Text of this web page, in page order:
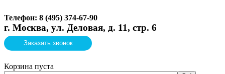
Телефон: 8 (495) 374-67-90
г. Москва, ул. Деловая, д. 11, стр. 6
Заказать звонок
Корзина пуста